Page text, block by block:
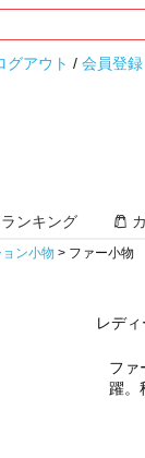
グアウト / 会員登録
ランキング
ン小物 ファー小物
レデ
ファ
躍。